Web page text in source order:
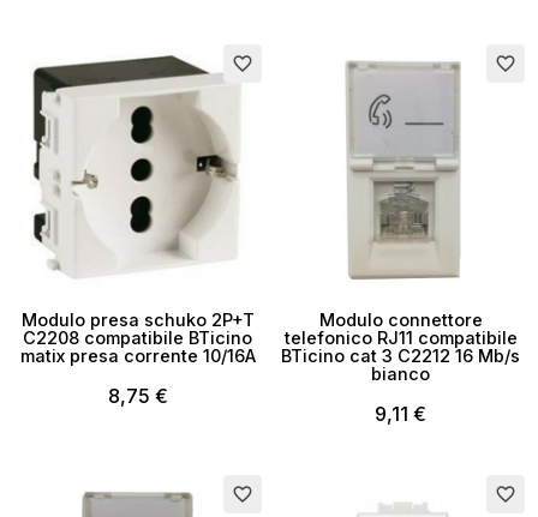
favorite_border
Modulo presa schuko 2P+T
C2208 compatibile BTicino
matix presa corrente 10/16A
8,75 €
favorite_border
Modulo connettore
telefonico RJ11 compatibile
BTicino cat 3 C2212 16 Mb/s
bianco
9,11 €
favorite_border favorite_border
Crea lista dei desideri ×
Nome lista dei desideri
Annulla Crea lista dei desideri